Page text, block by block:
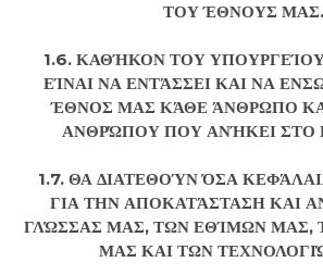
ΤΟΥ ΈΘΝΟΥΣ ΜΑΣ.
1.6. ΚΑΘΉΚΟΝ ΤΟΥ
ΕΊΝΑΙ ΝΑ ΕΝΤΆΣΣΕΙ ΚΑΙ ΝΑ
ΈΘΝΟΣ ΜΑΣ ΚΆΘΕ ΆΝΘΡΩΠΟ
ΑΝΘΡΏΠΟΥ ΠΟΥ ΑΝΉΚΕΙ ΣΤΟ
1.7. ΘΑ ΔΙΑΤΕΘΟΎΝ ΌΣΑ
ΓΙΑ ΤΗΝ ΑΠΟΚΑΤΆΣΤΑΣΗ ΚΑΙ
ΓΛΏΣΣΑΣ ΜΑΣ, ΤΩΝ ΕΘΊΜΩΝ ΜΑΣ,
ΜΑΣ ΚΑΙ ΤΩΝ